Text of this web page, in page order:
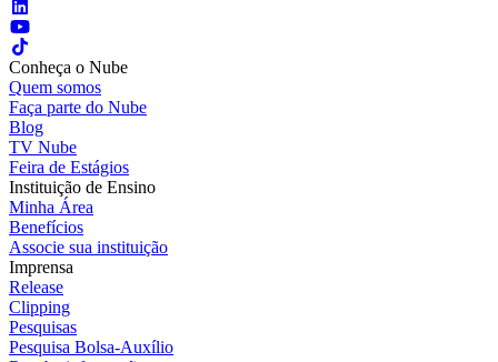
Conheça o Nube
Quem somos
Faça parte do Nube
Blog
TV Nube
Feira de Estágios
Instituição de Ensino
Minha Área
Benefícios
Associe sua instituição
Imprensa
Release
Clipping
Pesquisas
Pesquisa Bolsa-Auxílio